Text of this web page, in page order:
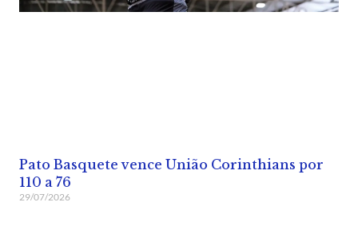
Pato Basquete vence União Corinthians por
110 a 76
29/07/2026